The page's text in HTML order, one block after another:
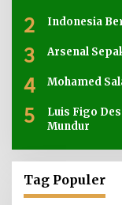
2 Indonesia
3 Arsenal
4 Mohamed
5
Luis Figo
Mundur
Tag Populer